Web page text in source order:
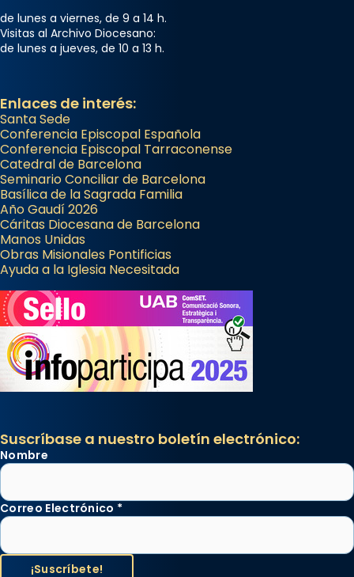
de lunes a viernes, de 9 a 14 h.
Visitas al Archivo Diocesano:
de lunes a jueves, de 10 a 13 h.
Enlaces de interés:
Santa Sede
Conferencia Episcopal Española
Conferencia Episcopal Tarraconense
Catedral de Barcelona
Seminario Conciliar de Barcelona
Basílica de la Sagrada Familia
Año Gaudí 2026
Cáritas Diocesana de Barcelona
Manos Unidas
Obras Misionales Pontificias
Ayuda a la Iglesia Necesitada
Suscríbase a nuestro boletín electrónico:
Nombre
Correo Electrónico *